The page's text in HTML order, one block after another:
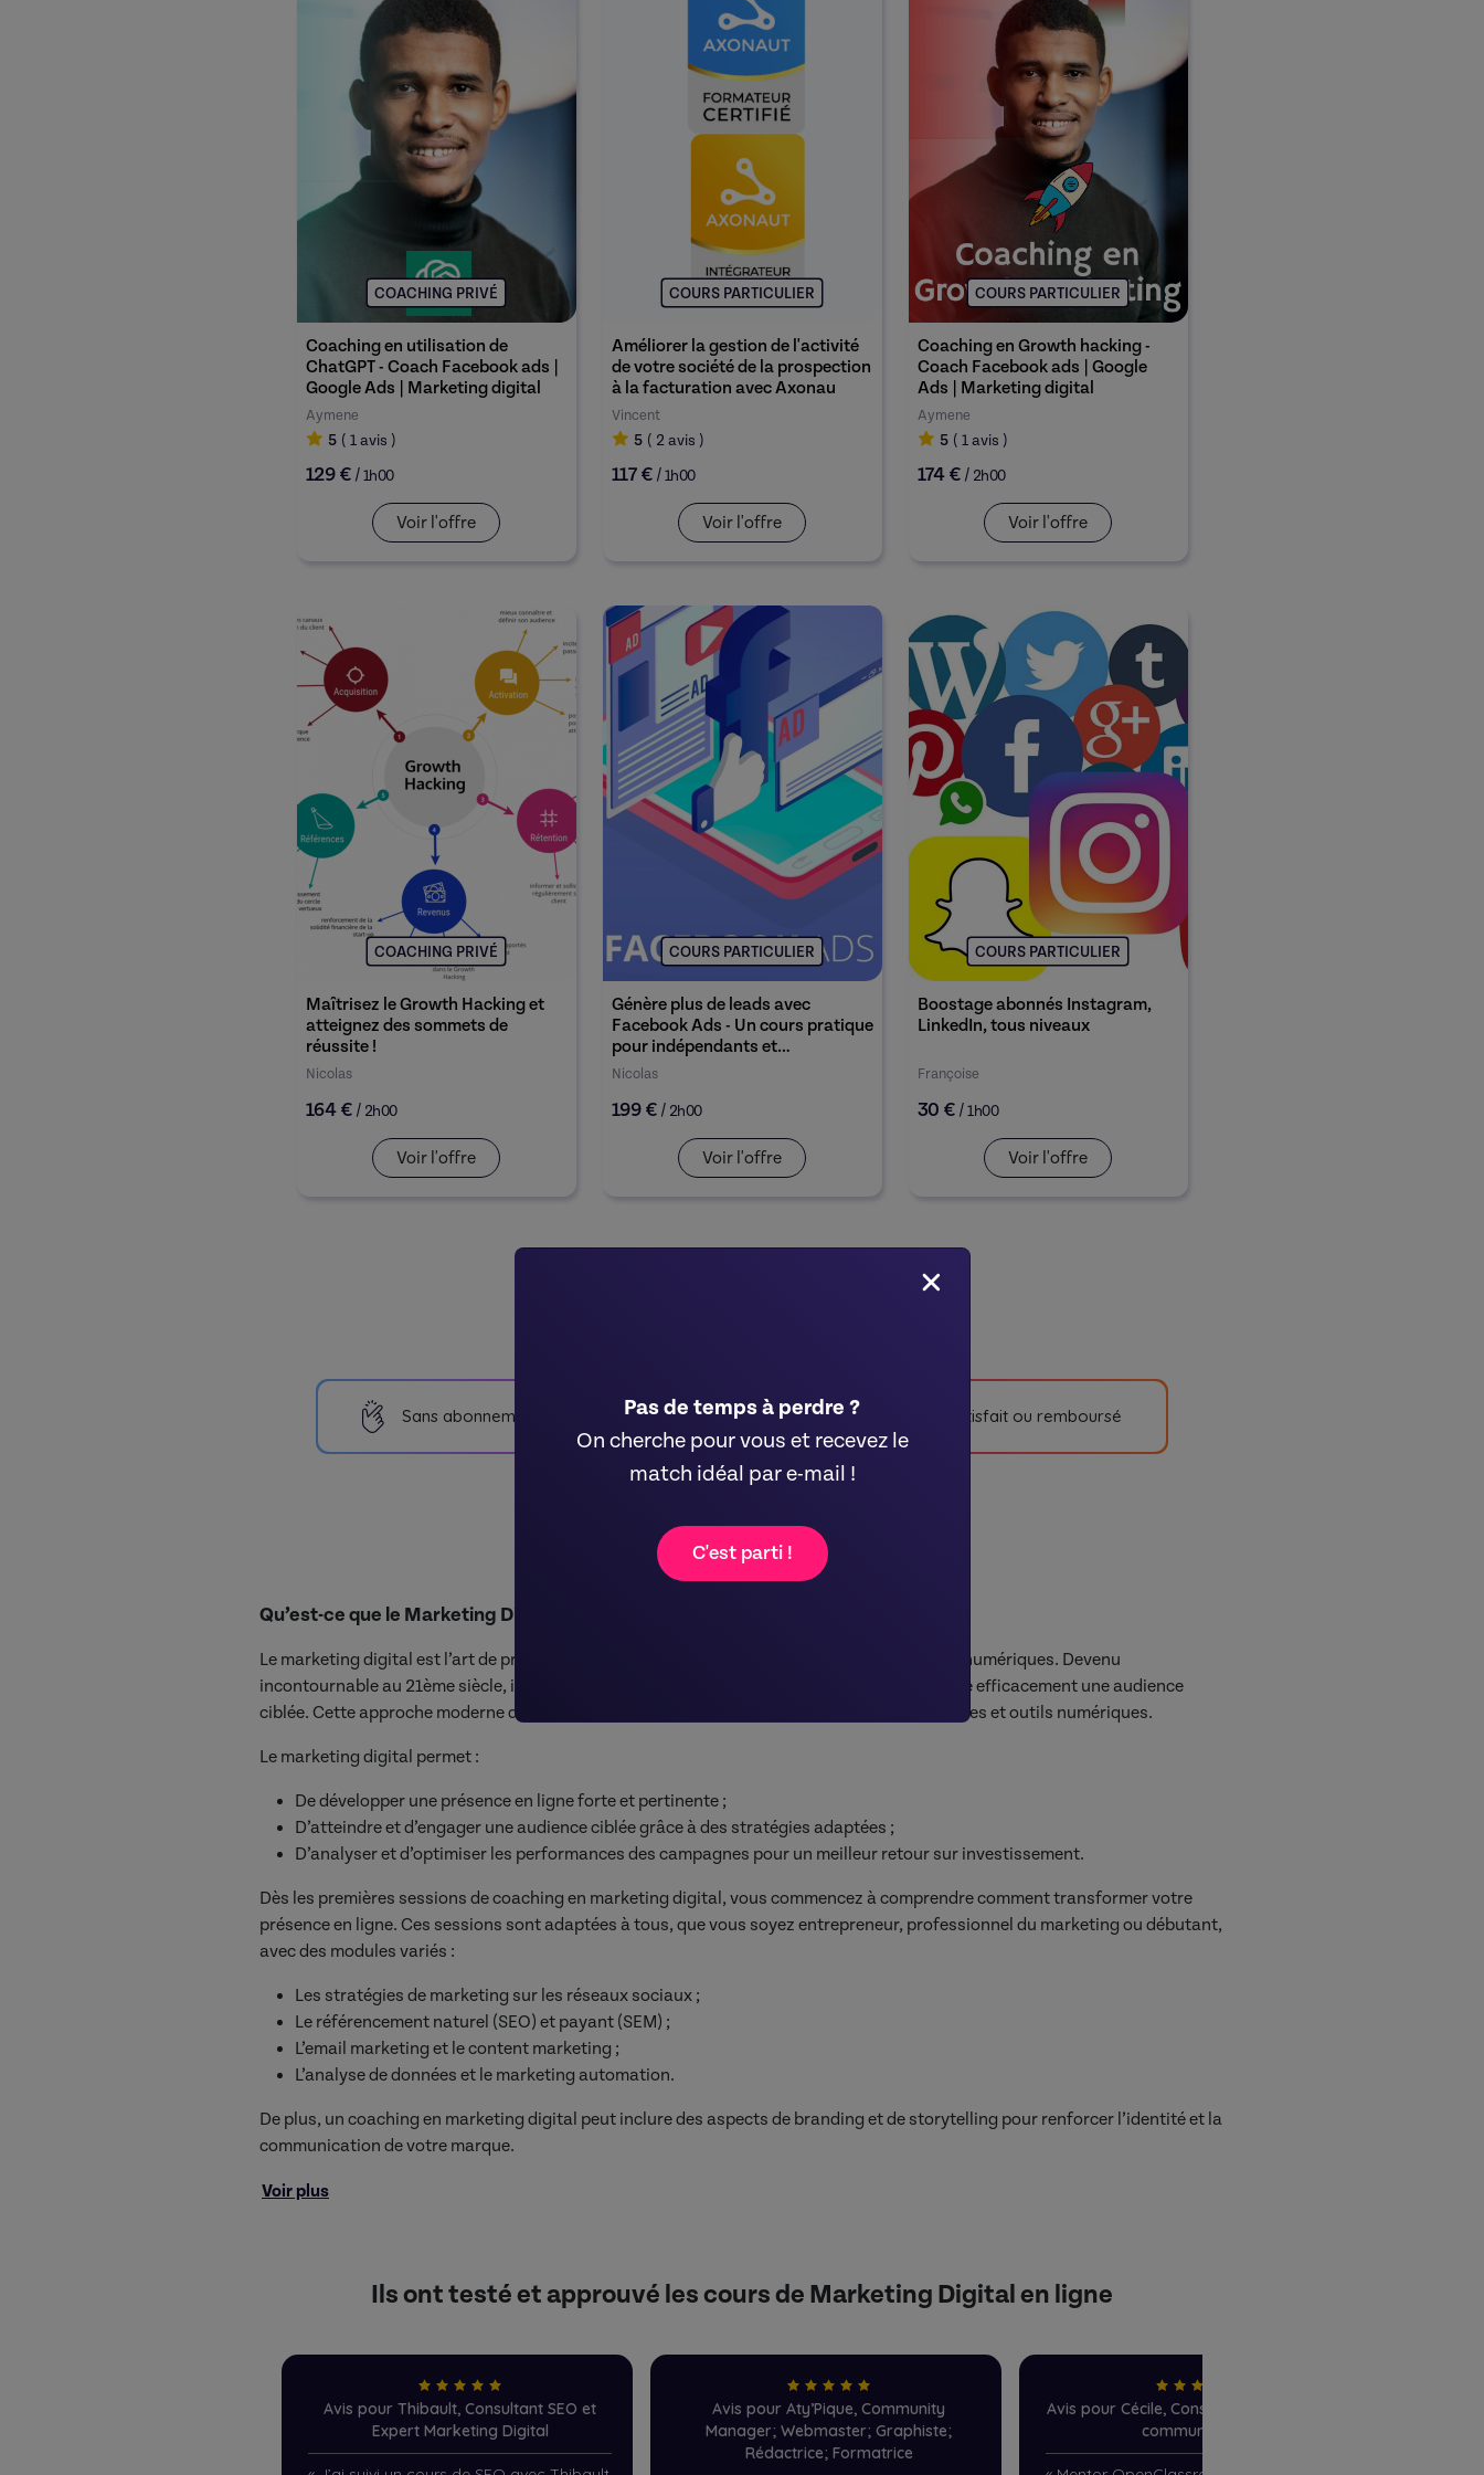
COACHING PRIVÉ
Coaching en utilisation de
ChatGPT - Coach Facebook ads |
Google Ads | Marketing digital
Aymene
5 ( 1avis )
129 € /1h00
Voir l'offre
COURS PARTICULIER
Améliorer la gestion de l'activité
de votre société de la prospection
à la facturation avec Axonau
Vincent
5 ( 2avis )
117 € /1h00
Voir l'offre
COURS PARTICULIER
Coaching en Growth hacking -
Coach Facebook ads | Google
Ads | Marketing digital
Aymene
5 ( 1avis )
174 € / 2h00
Voir l'offre
COACHING PRIVÉ
Maîtrisez le Growth Hacking et
atteignez des sommets de
réussite !
Nicolas
164 € / 2h00
Voir l'offre
COURS PARTICULIER
Génère plus de leads avec
Facebook Ads - Un cours pratique
pour indépendants et
entrepreneurs
Nicolas
199 € / 2h00
Voir l'offre
COURS PARTICULIER
Boostage abonnés Instagram,
LinkedIn, tous niveaux
Françoise
30 € /1h00
Voir l'offre
Sans abonnement Annulation jusqu’à 24h avant Satisfait ou remboursé
Prendre un cours de Marketing Digital
Qu’est-ce que le Marketing Digital ?
Le marketing digital est l’art de promouvoir des produits ou services à l’aide de plateformes numériques. Devenu
incontournable au 21ème siècle, il combine créativité, stratégie et technologie pour atteindre efficacement une audience
ciblée. Cette approche moderne du marketing s’adapte constamment aux nouvelles tendances et outils numériques.
Le marketing digital permet :
De développer une présence en ligne forte et pertinente ;
D’atteindre et d’engager une audience ciblée grâce à des stratégies adaptées ;
D’analyser et d’optimiser les performances des campagnes pour un meilleur retour sur investissement.
Dès les premières sessions de coaching en marketing digital, vous commencez à comprendre comment transformer votre
présence en ligne. Ces sessions sont adaptées à tous, que vous soyez entrepreneur, professionnel du marketing ou débutant,
avec des modules variés :
Les stratégies de marketing sur les réseaux sociaux ;
Le référencement naturel (SEO) et payant (SEM) ;
L’email marketing et le content marketing ;
L’analyse de données et le marketing automation.
De plus, un coaching en marketing digital peut inclure des aspects de branding et de storytelling pour renforcer l’identité et la
communication de votre marque.
Voir plus
Ils ont testé et approuvé les cours de Marketing Digital en ligne
Avis pour Thibault, Consultant SEO et
Expert Marketing Digital
Avis pour Aty’Pique, Community
Manager; Webmaster; Graphiste;
Rédactrice; Formatrice
Avis pour Cécile, Consultant marketing et
communication
Pas de temps à perdre ?
On cherche pour vous et recevez le
match idéal par e-mail !
C'est parti !